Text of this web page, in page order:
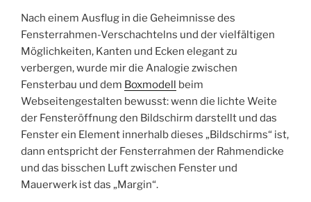
Nach einem Ausflug in die Geheimnisse des
Fensterrahmen-Verschachtelns und der vielfältigen
Möglichkeiten, Kanten und Ecken elegant zu
verbergen, wurde mir die Analogie zwischen
Fensterbau und dem Boxmodell beim
Webseitengestalten bewusst: wenn die lichte Weite
der Fensteröffnung den Bildschirm darstellt und das
Fenster ein Element innerhalb dieses „Bildschirms“ ist,
dann entspricht der Fensterrahmen der Rahmendicke
und das bisschen Luft zwischen Fenster und
Mauerwerk ist das „Margin“.